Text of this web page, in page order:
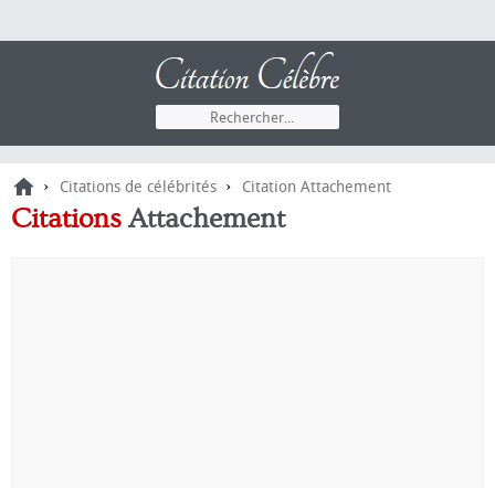
› Citations de célébrités › Citation Attachement
CitationsAttachement